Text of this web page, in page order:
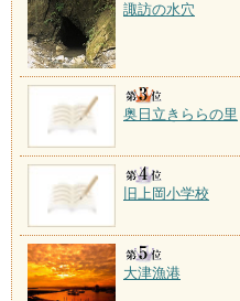
諏訪の水穴
奥日立きららの里
旧上岡小学校
大津漁港